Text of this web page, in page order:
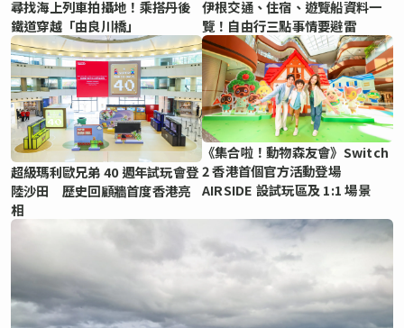
尋找海上列車拍攝地！乘搭丹後
鐵道穿越「由良川橋」
伊根交通、住宿、遊覽船資料一
覽！自由行三點事情要避雷
超級瑪利歐兄弟 40 週年試玩會登
陸沙田 歷史回顧牆首度香港亮
相
《集合啦！動物森友會》Switch
2 香港首個官方活動登場
AIRSIDE 設試玩區及 1:1 場景